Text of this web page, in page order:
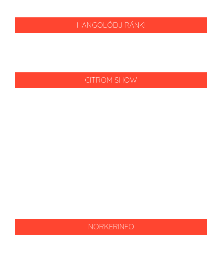
HANGOLÓDJ RÁNK!
CITROM SHOW
NORKERINFO